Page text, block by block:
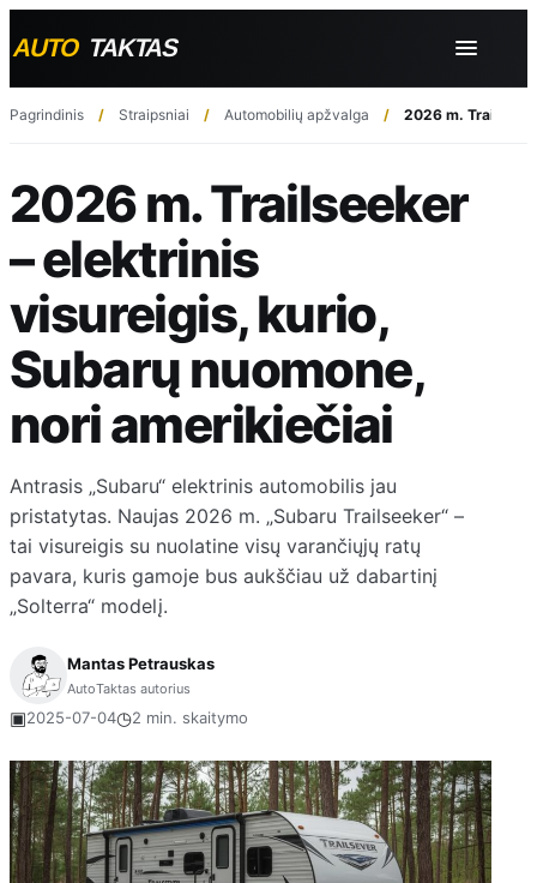
Pagrindinis Straipsniai Automobilių apžvalga 2026 m.
2026 m. Trailseeker
– elektrinis
visureigis, kurio,
Subarų nuomone,
nori amerikiečiai
Antrasis „Subaru“ elektrinis automobilis jau
pristatytas. Naujas 2026 m. „Subaru Trailseeker“ –
tai visureigis su nuolatine visų varančiųjų ratų
pavara, kuris gamoje bus aukščiau už dabartinį
„Solterra“ modelį.
Mantas Petrauskas
AutoTaktas autorius
▣2025-07-04◷2 min. skaitymo